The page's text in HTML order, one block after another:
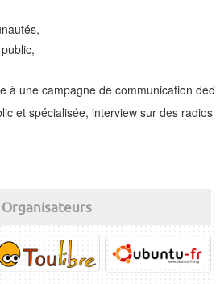
à une campagne de communication
et spécialisée, interview sur des
Organisateurs